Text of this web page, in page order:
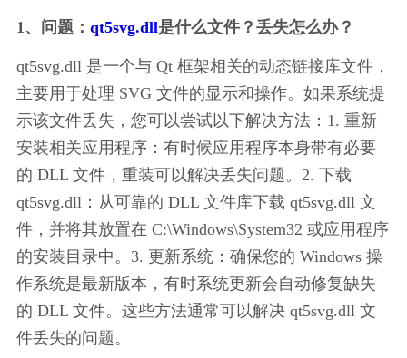
1、问题： qt5svg.dll是什么文件？丢失怎么办？
qt5svg.dll 是一个与 Qt 框架相关的动态链接库文件，
主要用于处理 SVG 文件的显示和操作。如果系统提
示该文件丢失，您可以尝试以下解决方法：1. 重新
安装相关应用程序：有时候应用程序本身带有必要
的 DLL 文件，重装可以解决丢失问题。2. 下载
qt5svg.dll：从可靠的 DLL 文件库下载 qt5svg.dll 文
件，并将其放置在 C:\Windows\System32 或应用程序
的安装目录中。3. 更新系统：确保您的 Windows 操
作系统是最新版本，有时系统更新会自动修复缺失
的 DLL 文件。这些方法通常可以解决 qt5svg.dll 文
件丢失的问题。